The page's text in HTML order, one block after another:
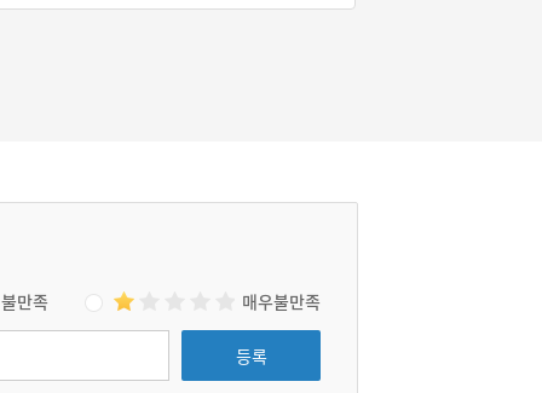
불만족 매우불만족
등록